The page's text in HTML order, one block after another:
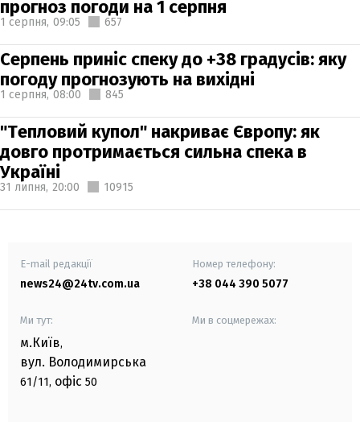
прогноз погоди на 1 серпня
1 серпня, 09:05 657
Серпень приніс спеку до +38 градусів: яку
погоду прогнозують на вихідні
1 серпня, 08:00 845
"Тепловий купол" накриває Європу: як
довго протримається сильна спека в
Україні
31 липня, 20:00 10915
E-mail редакції
news24@24tv.com.ua
Номер телефону:
+38 044 390 5077
Ми тут:
м.Київ,
вул. Володимирська
61/11, офіс 50
Ми в соцмережах: